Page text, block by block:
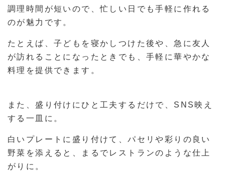
調理時間が短いので、忙しい日でも手軽に作れる
のが魅力です。
たとえば、子どもを寝かしつけた後や、急に友人
が訪れることになったときでも、手軽に華やかな
料理を提供できます。
また、盛り付けにひと工夫するだけで、SNS映え
する一皿に。
白いプレートに盛り付けて、パセリや彩りの良い
野菜を添えると、まるでレストランのような仕上
がりに。